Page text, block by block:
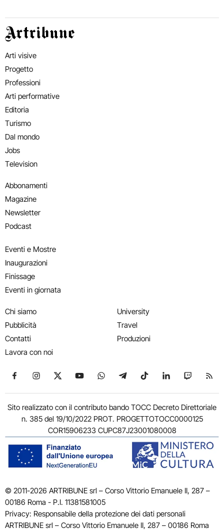
Artribune
Arti visive
Progetto
Professioni
Arti performative
Editoria
Turismo
Dal mondo
Jobs
Television
Abbonamenti
Magazine
Newsletter
Podcast
Eventi e Mostre
Inaugurazioni
Finissage
Eventi in giornata
Chi siamo
Pubblicità
Contatti
Lavora con noi
University
Travel
Produzioni
Seguici su Facebook
Seguici su Instagram
Seguici su X
Seguici su YouTube
Seguici su WhatsApp
Seguici su Telegram
Seguici su TikTok
Seguici su
Seguici
Sito realizzato con il contributo bando TOCC Decreto Direttoriale
n. 385 del 19/10/2022 PROT. PROGETTOTOCC0000125
COR15906233 CUPC87J23001080008
© 2011-2026 ARTRIBUNE srl – Corso Vittorio Emanuele II, 287 –
00186 Roma - P.I. 11381581005
Privacy: Responsabile della protezione dei dati personali
ARTRIBUNE srl – Corso Vittorio Emanuele II, 287 – 00186 Roma